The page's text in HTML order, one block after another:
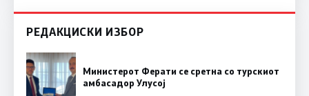
РЕДАКЦИСКИ ИЗБОР
Министерот Ферати се сретна со турскиот
амбасадор Улусој